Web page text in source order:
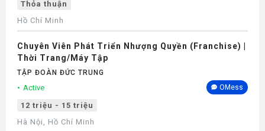
Thỏa thuận
Hồ Chí Minh
Chuyên Viên Phát Triển Nhượng Quyền (Franchise) |
Thời Trang/Máy Tập
TẬP ĐOÀN ĐỨC TRUNG
Active OMess
12 triệu - 15 triệu
Hà Nội, Hồ Chí Minh